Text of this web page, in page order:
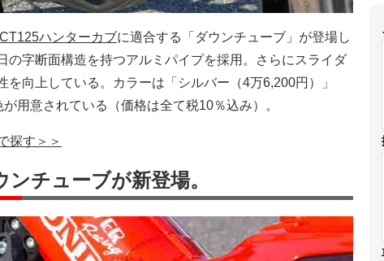
CT125ハンターカブに適合する「ダウンチューブ」が登場し
の字断面構造を持つアルミパイプを採用。さらにスライダ
向上している。カラーは「シルバー（4万6,200円）」
用意されている（価格は全て税10％込み）。
探す＞＞
チューブが新登場。